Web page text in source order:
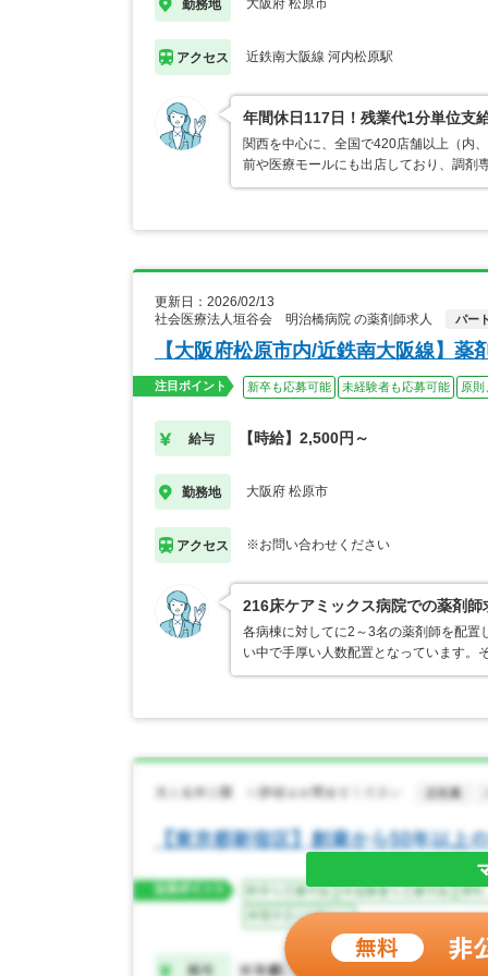
勤務地 大阪府 松原市
アクセス 近鉄南大阪線 河内松原駅
年間休日117日！残業代1分単位支
関西を中心に、全国で420店舗以上（内
前や医療モールにも出店しており、調
更新日：2026/02/13
社会医療法人垣谷会 明治橋病院 の薬剤師求人
パー
【大阪府松原市内/近鉄南大阪線】
注目ポイント 新卒も応募可能 未経験者も応募可能 原則
給与 【時給】2,500円～
勤務地 大阪府 松原市
アクセス ※お問い合わせください
216床ケアミックス病院での薬剤師
各病棟に対してに2～3名の薬剤師を配置
い中で手厚い人数配置となっています